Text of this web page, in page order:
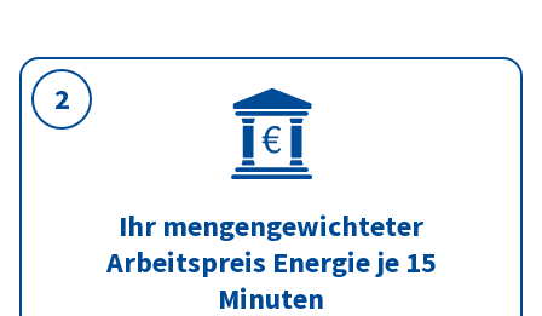
2
Ihr mengengewichteter
Arbeitspreis Energie je 15
Minuten